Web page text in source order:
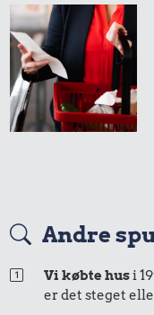
Priser i 1977
Andre
Vi købte husi
er det steget